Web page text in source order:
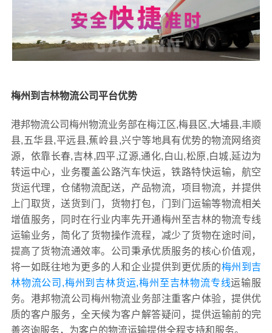
梅州到吉林物流公司平台优势
港邦物流公司梅州物流业务部在梅江区,梅县区,大埔县,丰顺
县,五华县,平远县,蕉岭县,兴宁等地具有优势的物流网络资
源，依靠长春,吉林,四平,辽源,通化,白山,松原,白城,延边为
转运中心，业务覆盖公路汽车快运，铁路特快运输，航空
货运代理，仓储物流配送，产品物流，项目物流，并提供
上门取货，送货到门，货物打包，门到门运输等物流相关
增值服务，同时在行业内率先开通梅州至吉林的物流专线
运输业务，简化了货物操作流程，减少了货物在途时间，
提高了货物流通效率。公司秉承优质服务的核心价值观，
将一如既往地为更多的人和企业提供到更优质的梅州到吉
林物流公司,梅州到吉林货运,梅州至吉林物流专线运输服
务。港邦物流公司梅州物流业务部注重客户体验，提供优
质的客户服务，全天候为客户解答疑问，提供运输前的完
善咨询服务，为客户的物流运输提供全程支持和服务。